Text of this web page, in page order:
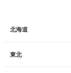
北海道
東北